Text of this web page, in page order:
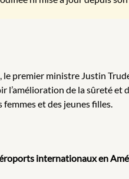
premier ministre Justin
de la sûreté
et des jeunes filles.
internationaux en